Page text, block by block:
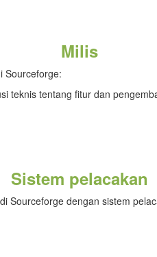
Milis
Sourceforge:
teknis tentang fitur dan
Sistem pelacakan
dengan sistem